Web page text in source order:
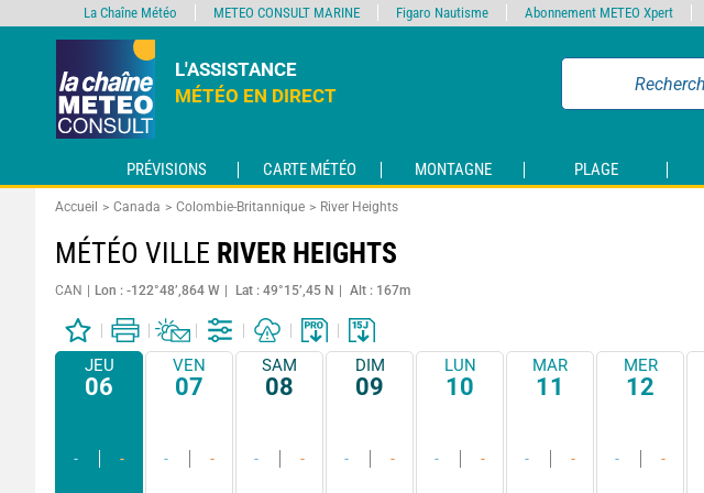
L'ASSISTANCE
MÉTÉO EN DIRECT
PRÉVISIONS CARTE MÉTÉO MONTAGNE PLAGE
Accueil Canada Colombie-Britannique River Heights
MÉTÉO VILLE RIVER HEIGHTS
CAN Lon : -122°48’,864 W Lat : 49°15’,45 N Alt : 167m
JEU
06
- -
VEN
07
- -
SAM
08
- -
DIM
09
- -
LUN
10
- -
MAR
11
- -
MER
12
- -
La Chaîne Météo METEO CONSULT MARINE Figaro Nautisme Abonnement METEO Xpert